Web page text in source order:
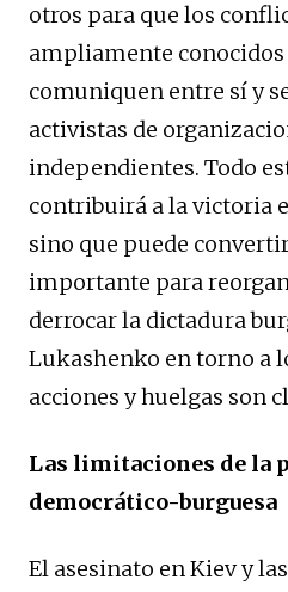
otros para que los
ampliamente conocidos
comuniquen entre sí y
activistas de
independientes. Todo
contribuirá a la victoria
sino que puede
importante para
derrocar la dictadura
Lukashenko en torno a
acciones y huelgas son
Las limitaciones de la
democrático-burguesa
El asesinato en Kiev y